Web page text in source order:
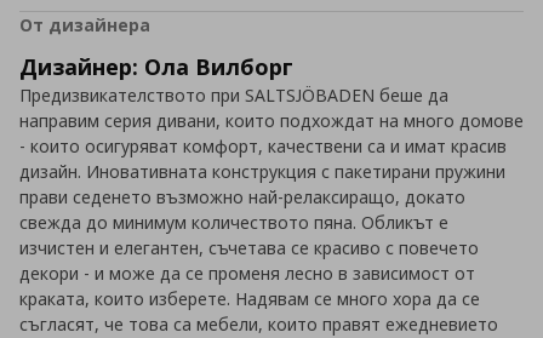
От дизайнера
Дизайнер: Ола Вилборг
Предизвикателството при SALTSJÖBADEN беше да
направим серия дивани, които подхождат на много домове
- които осигуряват комфорт, качествени са и имат красив
дизайн. Иновативната конструкция с пакетирани пружини
прави седенето възможно най-релаксиращо, докато
свежда до минимум количеството пяна. Обликът е
изчистен и елегантен, съчетава се красиво с повечето
декори - и може да се променя лесно в зависимост от
краката, които изберете. Надявам се много хора да се
съгласят, че това са мебели, които правят ежедневието